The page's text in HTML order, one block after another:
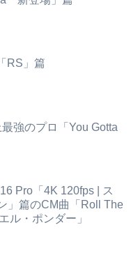
RS」篇
強のプロ「You Gotta
Pro「4K 120fps | ス
」篇のCM曲「Roll The
ル・ポンダー」